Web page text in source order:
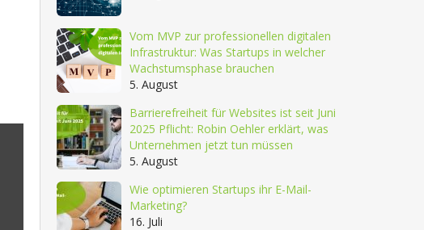
Vom MVP zur professionellen digitalen
Infrastruktur: Was Startups in welcher
Wachstumsphase brauchen
5. August
Barrierefreiheit für Websites ist seit Juni
2025 Pflicht: Robin Oehler erklärt, was
Unternehmen jetzt tun müssen
5. August
Wie optimieren Startups ihr E-Mail-
Marketing?
16. Juli